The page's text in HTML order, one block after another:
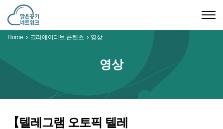
Home 크리에이티브 콘텐츠 영상
영상
【텔레그램 오토픽 텔레